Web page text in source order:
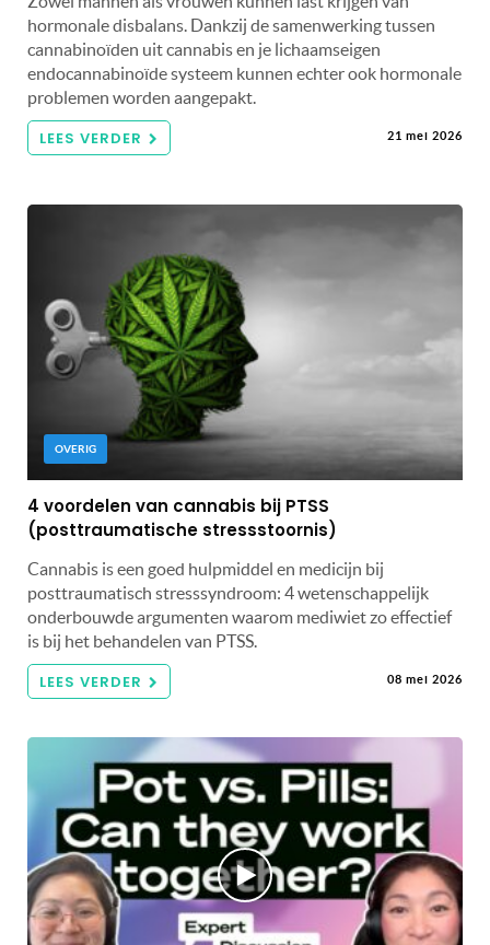
hormonale disbalans. Dankzij de samenwerking tussen
cannabinoïden uit cannabis en je lichaamseigen
endocannabinoïde systeem kunnen echter ook hormonale
problemen worden aangepakt.
LEES VERDER 21 mei 2026
OVERIG
4 voordelen van cannabis bij PTSS
(posttraumatische stressstoornis)
Cannabis is een goed hulpmiddel en medicijn bij
posttraumatisch stresssyndroom: 4 wetenschappelijk
onderbouwde argumenten waarom mediwiet zo effectief
is bij het behandelen van PTSS.
LEES VERDER 08 mei 2026